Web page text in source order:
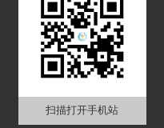
扫描打开手机站